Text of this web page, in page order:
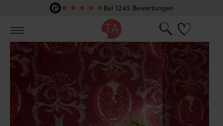
Zum Hauptinhalt springen
★ ★ ★ ★ ★Bei 1245 Bewertungen